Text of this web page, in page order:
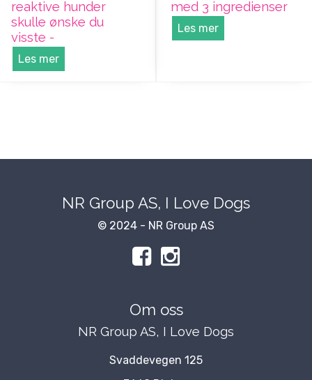
reaktive hunder
skulle ønske du
visste -
Les mer
med 3 ingredienser
Les mer
NR Group AS, I Love Dogs
© 2024 - NR Group AS
Om oss
NR Group AS, I Love Dogs
Svaddevegen 125